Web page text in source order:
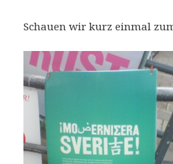
Schauen wir kurz einmal